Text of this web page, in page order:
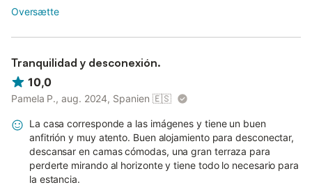
Oversætte
Tranquilidad y desconexión.
10,0
Pamela P., aug. 2024, Spanien 🇪🇸
La casa corresponde a las imágenes y tiene un buen
anfitrión y muy atento. Buen alojamiento para desconectar,
descansar en camas cómodas, una gran terraza para
perderte mirando al horizonte y tiene todo lo necesario para
la estancia.